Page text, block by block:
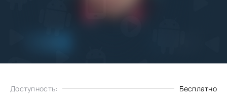
Доступность: Бесплатно